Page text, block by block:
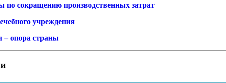
по сокращению производственных затрат
учреждения
– опора страны